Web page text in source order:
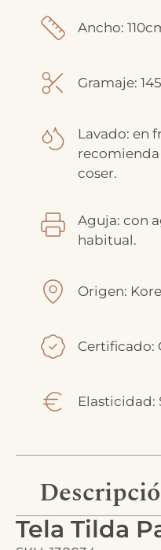
Ancho:
Gramaje:
Lavado: en
coser.
Aguja: con
habitual.
Origen:
Certificado:
Elasticidad:
Tela Tilda